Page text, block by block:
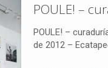
POULE! –
POULE! –
de 2012 –